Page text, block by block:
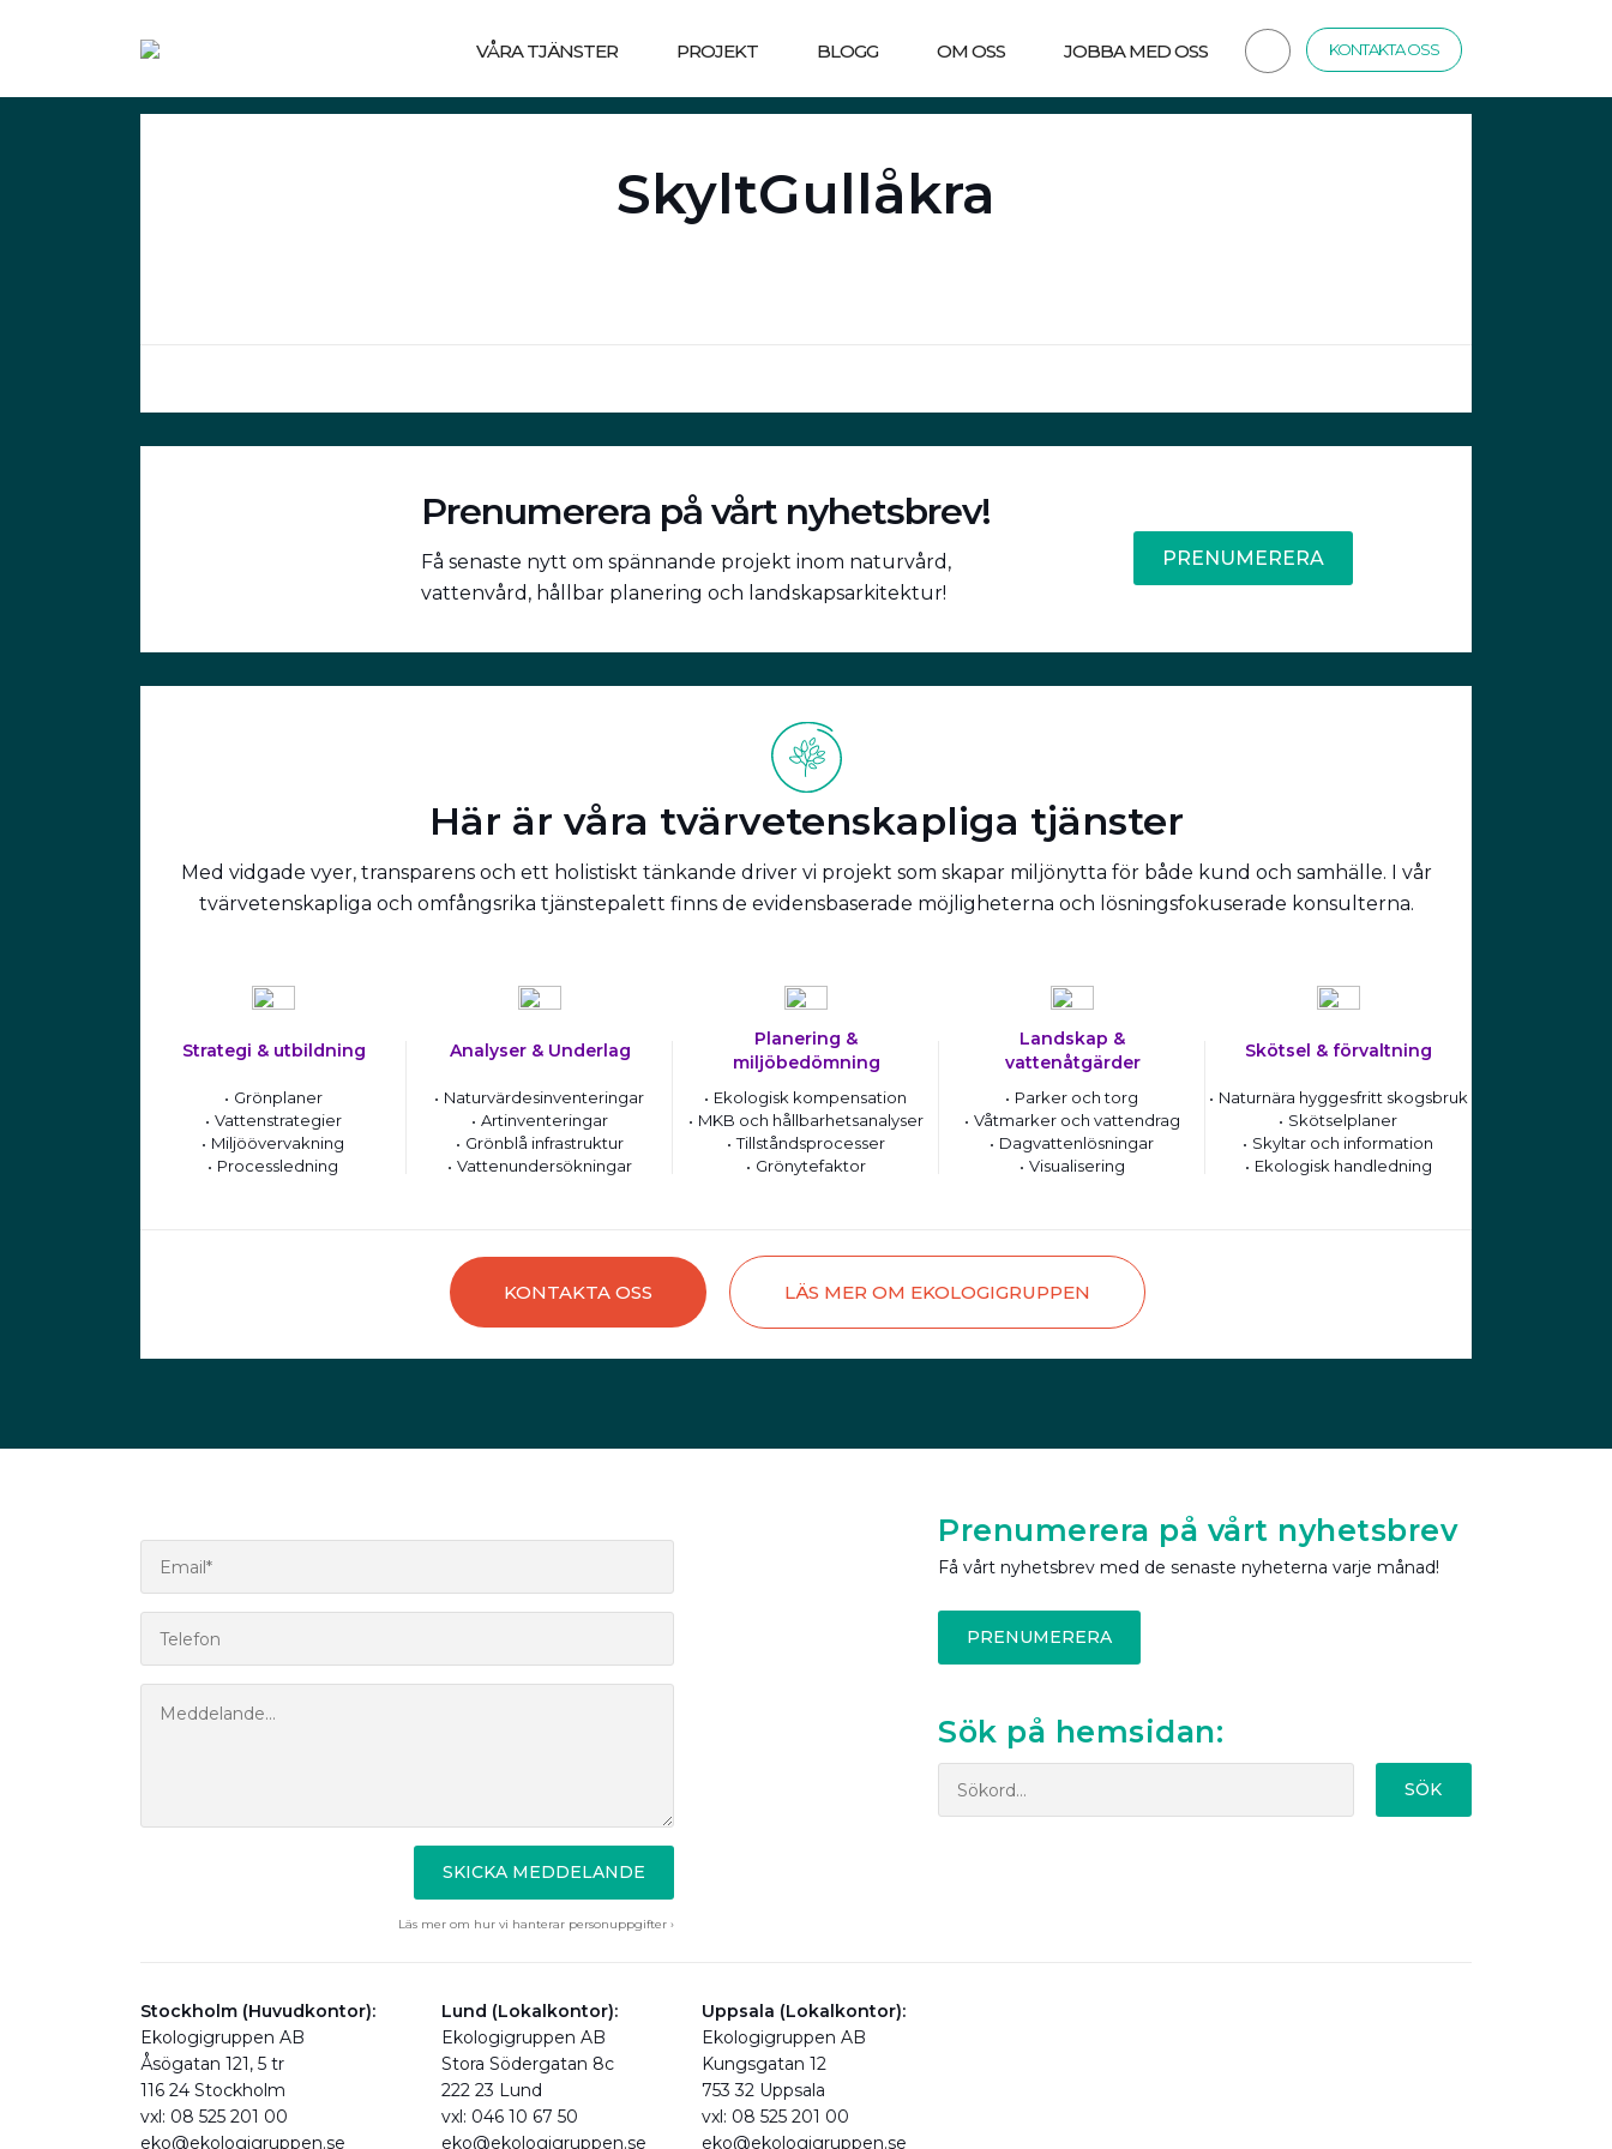
VÅRA TJÄNSTER PROJEKT BLOGG OM OSS JOBBA MED OSS KONTAKTA OSS
SkyltGullåkra
Prenumerera på vårt nyhetsbrev!
Få senaste nytt om spännande projekt inom naturvård,
vattenvård, hållbar planering och landskapsarkitektur!
PRENUMERERA
Här är våra tvärvetenskapliga tjänster
Med vidgade vyer, transparens och ett holistiskt tänkande driver vi projekt som skapar miljönytta för både kund och samhälle. I vår
tvärvetenskapliga och omfångsrika tjänstepalett finns de evidensbaserade möjligheterna och lösningsfokuserade konsulterna.
Strategi & utbildning
Grönplaner
Vattenstrategier
Miljöövervakning
Processledning
Analyser & Underlag
Naturvärdesinventeringar
Artinventeringar
Grönblå infrastruktur
Vattenundersökningar
Planering &
miljöbedömning
Ekologisk kompensation
MKB och hållbarhetsanalyser
Tillståndsprocesser
Grönytefaktor
Landskap &
vattenåtgärder
Parker och torg
Våtmarker och vattendrag
Dagvattenlösningar
Visualisering
Skötsel & förvaltning
Naturnära hyggesfritt skogsbruk
Skötselplaner
Skyltar och information
Ekologisk handledning
KONTAKTA OSS LÄS MER OM EKOLOGIGRUPPEN
SKICKA MEDDELANDE
Läs mer om hur vi hanterar personuppgifter ›
Prenumerera på vårt nyhetsbrev
Få vårt nyhetsbrev med de senaste nyheterna varje månad!
PRENUMERERA
Sök på hemsidan:
SÖK
Stockholm (Huvudkontor):
Ekologigruppen AB
Åsögatan 121, 5 tr
116 24 Stockholm
vxl: 08 525 201 00
eko@ekologigruppen.se
Lund (Lokalkontor):
Ekologigruppen AB
Stora Södergatan 8c
222 23 Lund
vxl: 046 10 67 50
eko@ekologigruppen.se
Uppsala (Lokalkontor):
Ekologigruppen AB
Kungsgatan 12
753 32 Uppsala
vxl: 08 525 201 00
eko@ekologigruppen.se